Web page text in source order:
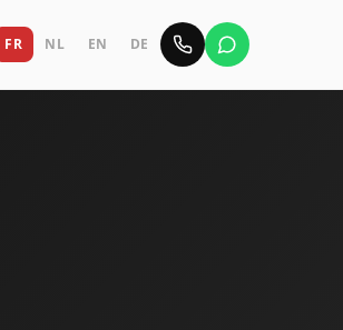
FR NL EN DE